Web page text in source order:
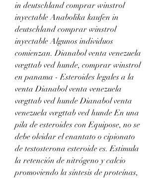
in deutschland comprar winstrol
inyectable Anabolika kaufen in
deutschland comprar winstrol
inyectable Algunos individuos
comienzan. Dianabol venta venezuela
vægttab ved hunde, comprar winstrol
en panama - Esteroides legales a la
venta Dianabol venta venezuela
vægttab ved hunde Dianabol venta
venezuela vægttab ved hunde En una
pila de esteroides con Equipose, no se
debe olvidar el enantato o cipionato
de testosterona esteroide es. Estimula
la retención de nitrógeno y calcio
promoviendo la síntesis de proteínas,